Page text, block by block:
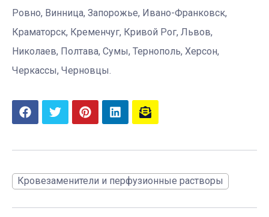
Ровно, Винница, Запорожье, Ивано-Франковск,
Краматорск, Кременчуг, Кривой Рог, Львов,
Николаев, Полтава, Сумы, Тернополь, Херсон,
Черкассы, Черновцы.
Кровезаменители и перфузионные растворы